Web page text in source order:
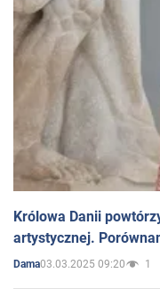
Królowa Danii
artystycznej.
Dama03.03.2025 09:20 1